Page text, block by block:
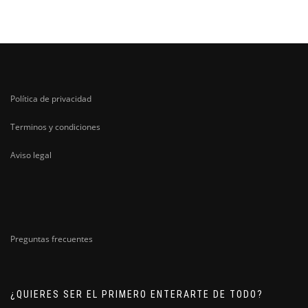
Política de privacidad
Terminos y condiciones
Aviso legal
Preguntas frecuentes
¿QUIERES SER EL PRIMERO ENTERARTE DE TODO?